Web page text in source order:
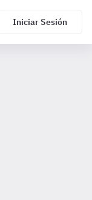
Iniciar Sesión
de trabajo y